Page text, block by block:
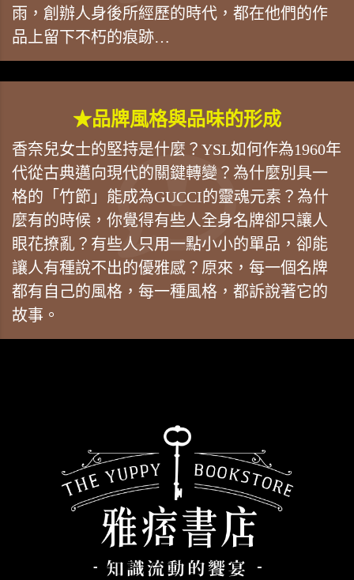
雨，創辦人身後所經歷的時代，都在他們的作
品上留下不朽的痕跡…
★品牌風格與品味的形成
香奈兒女士的堅持是什麼？YSL如何作為1960年
代從古典邁向現代的關鍵轉變？為什麼別具一
格的「竹節」能成為GUCCI的靈魂元素？為什
麼有的時候，你覺得有些人全身名牌卻只讓人
眼花撩亂？有些人只用一點小小的單品，卻能
讓人有種說不出的優雅感？原來，每一個名牌
都有自己的風格，每一種風格，都訴說著它的
故事。